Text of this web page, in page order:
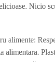
Nicio
alimente:
alimentara.